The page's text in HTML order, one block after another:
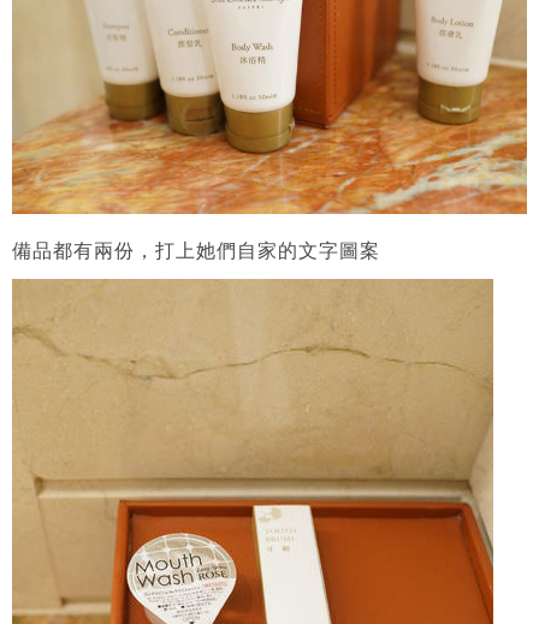
備品都有兩份，打上她們自家的文字圖案